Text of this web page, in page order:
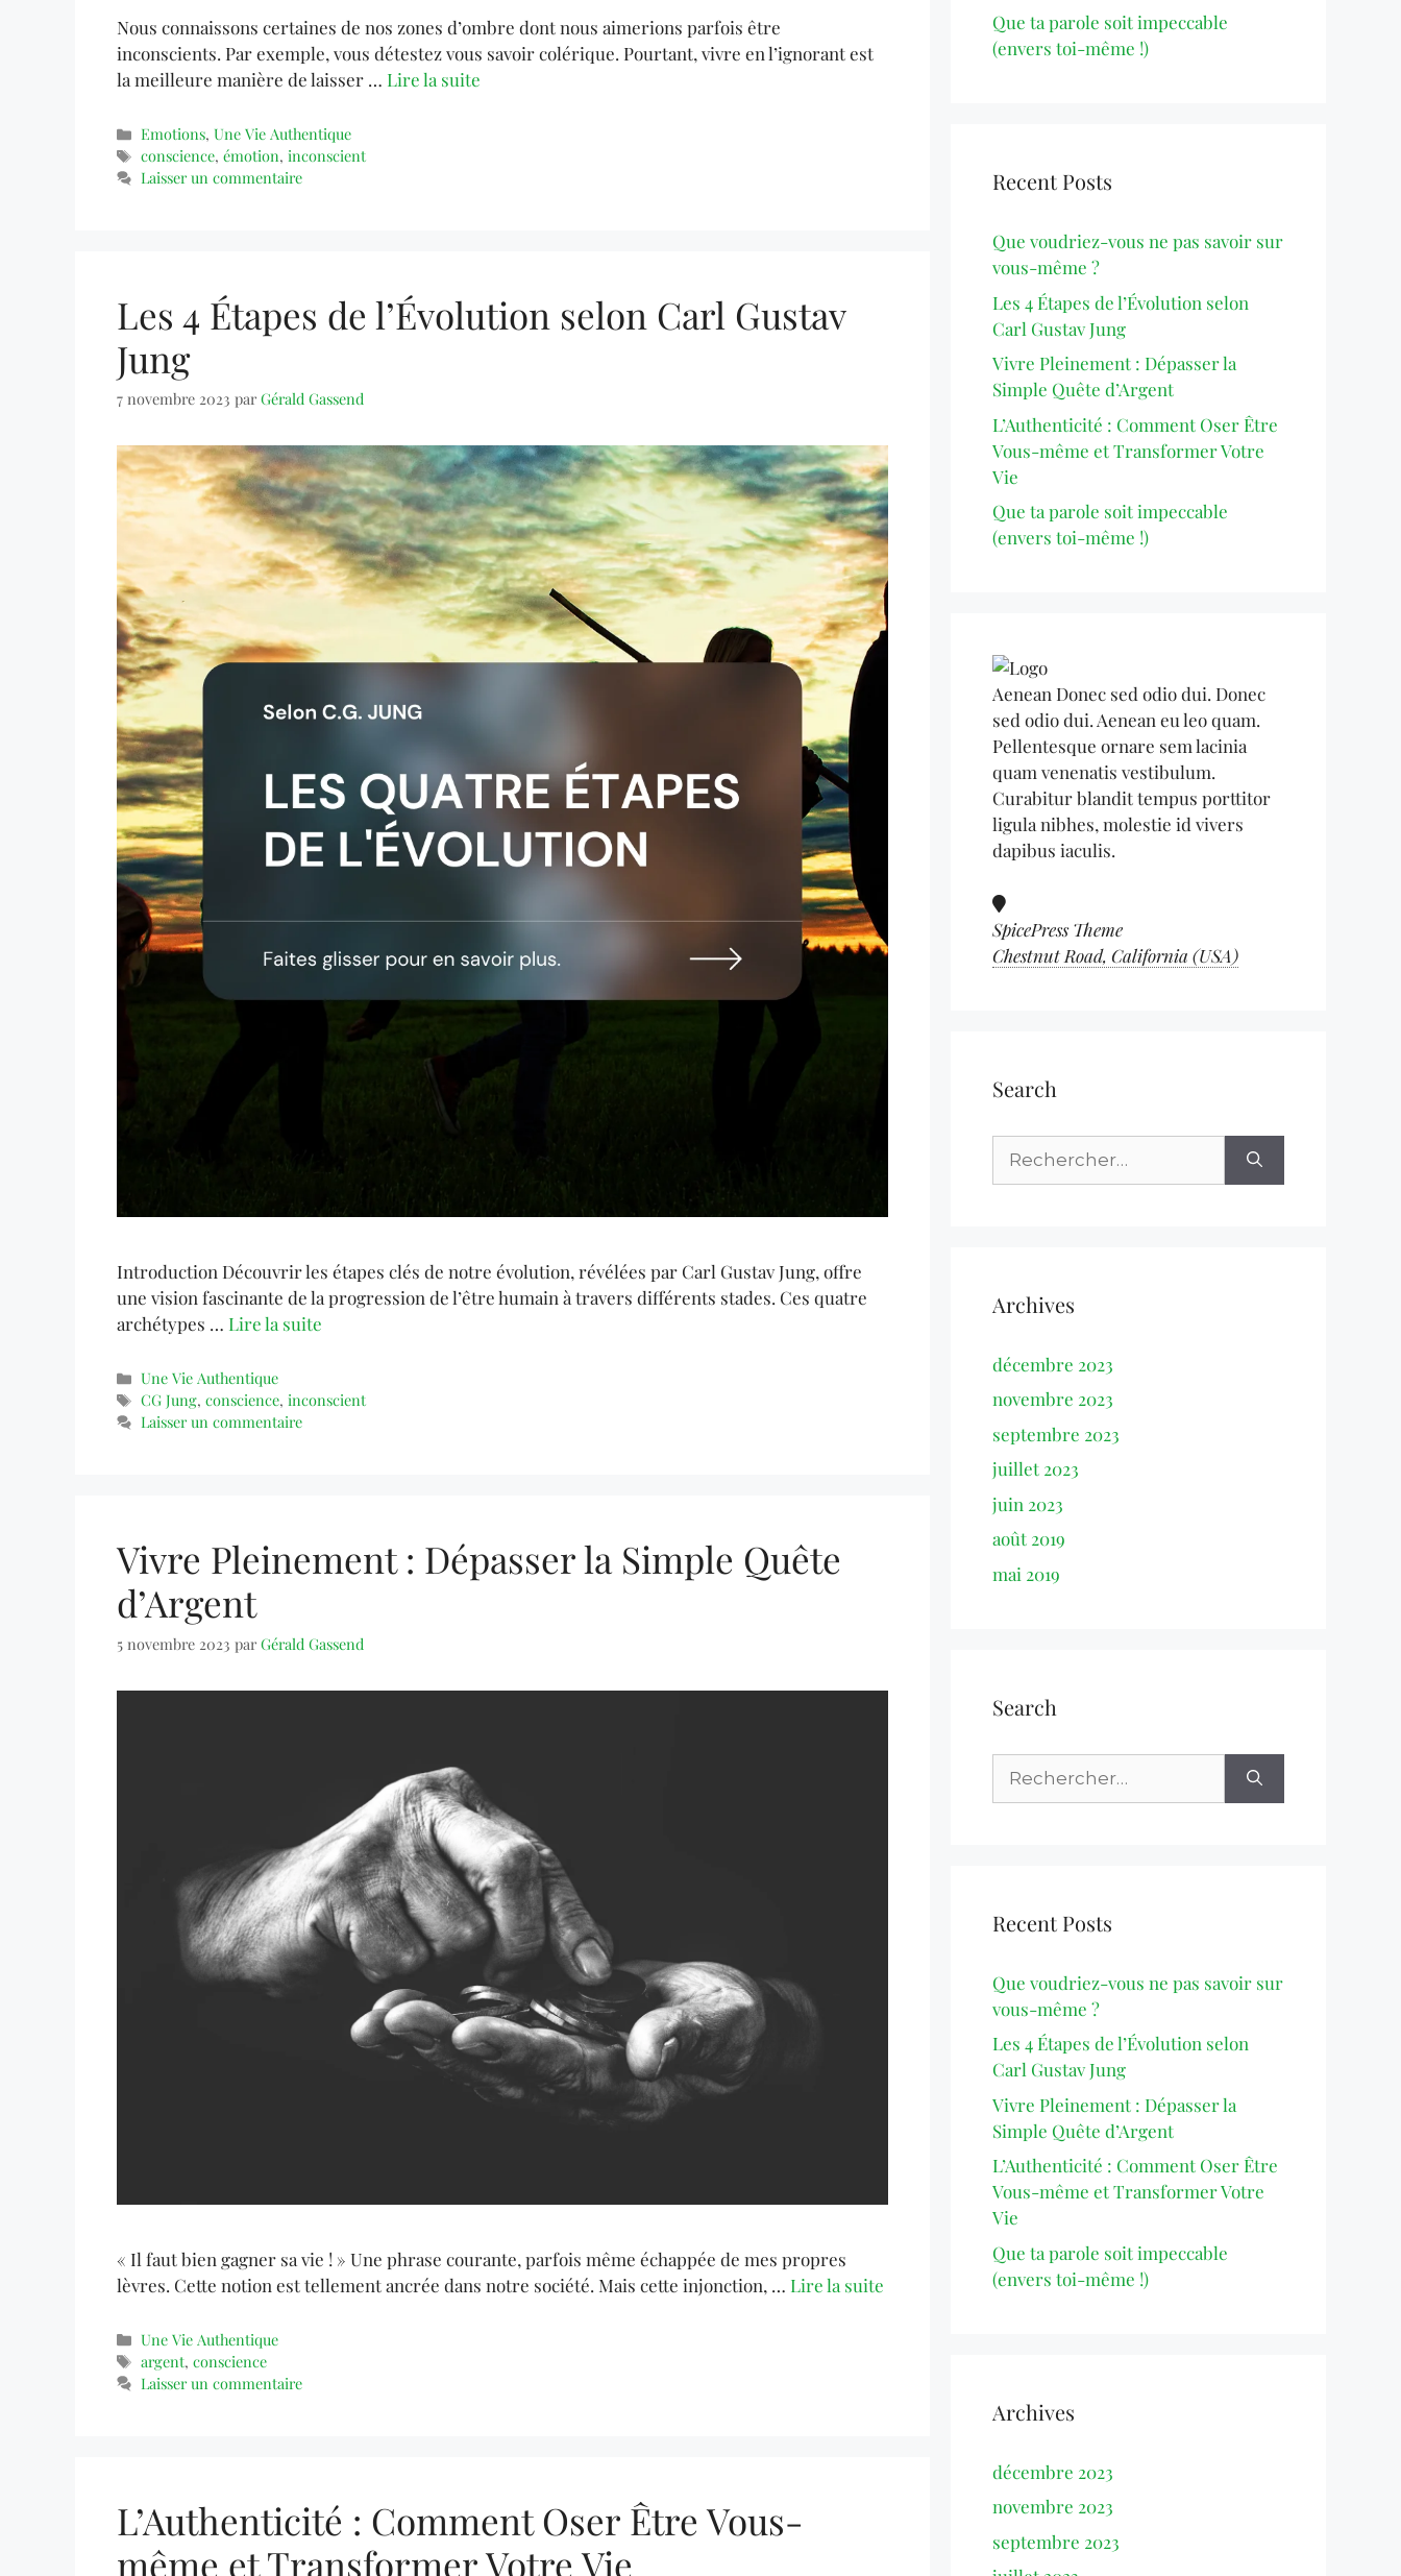
Nous connaissons certaines de nos zones d’ombre dont nous aimerions parfois être
inconscients. Par exemple, vous détestez vous savoir colérique. Pourtant, vivre en l’ignorant est
la meilleure manière de laisser … Lire la suite
Emotions,Une Vie Authentique
conscience,émotion,inconscient
Laisser un commentaire
Les 4 Étapes de l’Évolution selon Carl Gustav
Jung
7 novembre 2023 par Gérald Gassend
Introduction Découvrir les étapes clés de notre évolution, révélées par Carl Gustav Jung, offre
une vision fascinante de la progression de l’être humain à travers différents stades. Ces quatre
archétypes … Lire la suite
Une Vie Authentique
CG Jung,conscience,inconscient
Laisser un commentaire
Vivre Pleinement : Dépasser la Simple Quête
d’Argent
5 novembre 2023 par Gérald Gassend
« Il faut bien gagner sa vie ! » Une phrase courante, parfois même échappée de mes propres
lèvres. Cette notion est tellement ancrée dans notre société. Mais cette injonction, … Lire la suite
Une Vie Authentique
argent,conscience
Laisser un commentaire
L’Authenticité : Comment Oser Être Vous-
même et Transformer Votre Vie
Que ta parole soit impeccable
(envers toi-même !)
Recent Posts
Que voudriez-vous ne pas savoir sur
vous-même ?
Les 4 Étapes de l’Évolution selon
Carl Gustav Jung
Vivre Pleinement : Dépasser la
Simple Quête d’Argent
L’Authenticité : Comment Oser Être
Vous-même et Transformer Votre
Vie
Que ta parole soit impeccable
(envers toi-même !)
Aenean Donec sed odio dui. Donec
sed odio dui. Aenean eu leo quam.
Pellentesque ornare sem lacinia
quam venenatis vestibulum.
Curabitur blandit tempus porttitor
ligula nibhes, molestie id vivers
dapibus iaculis.
SpicePress Theme
Chestnut Road, California (USA)
Search
Archives
décembre 2023
novembre 2023
septembre 2023
juillet 2023
juin 2023
août 2019
mai 2019
Search
Recent Posts
Que voudriez-vous ne pas savoir sur
vous-même ?
Les 4 Étapes de l’Évolution selon
Carl Gustav Jung
Vivre Pleinement : Dépasser la
Simple Quête d’Argent
L’Authenticité : Comment Oser Être
Vous-même et Transformer Votre
Vie
Que ta parole soit impeccable
(envers toi-même !)
Archives
décembre 2023
novembre 2023
septembre 2023